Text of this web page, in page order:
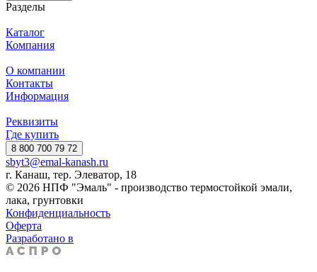
Разделы
Каталог
Компания
О компании
Контакты
Информация
Реквизиты
Где купить
8 800 700 79 72
sbyt3@emal-kanash.ru
г. Канаш, тер. Элеватор, 18
© 2026 НПФ "Эмаль" - производство термостойкой эмали,
лака, грунтовки
Конфиденциальность
Оферта
Разработано в